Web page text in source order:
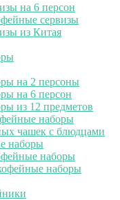
на 6 персон
сервизы
из Китая
на 2 персоны
на 6 персон
из 12 предметов
наборы
чашек с блюдцами
наборы
наборы
наборы